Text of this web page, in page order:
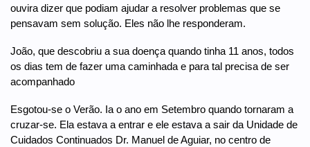
ouvira dizer que podiam ajudar a resolver problemas que se
pensavam sem solução. Eles não lhe responderam.
João, que descobriu a sua doença quando tinha 11 anos, todos
os dias tem de fazer uma caminhada e para tal precisa de ser
acompanhado
Esgotou-se o Verão. Ia o ano em Setembro quando tornaram a
cruzar-se. Ela estava a entrar e ele estava a sair da Unidade de
Cuidados Continuados Dr. Manuel de Aguiar, no centro de